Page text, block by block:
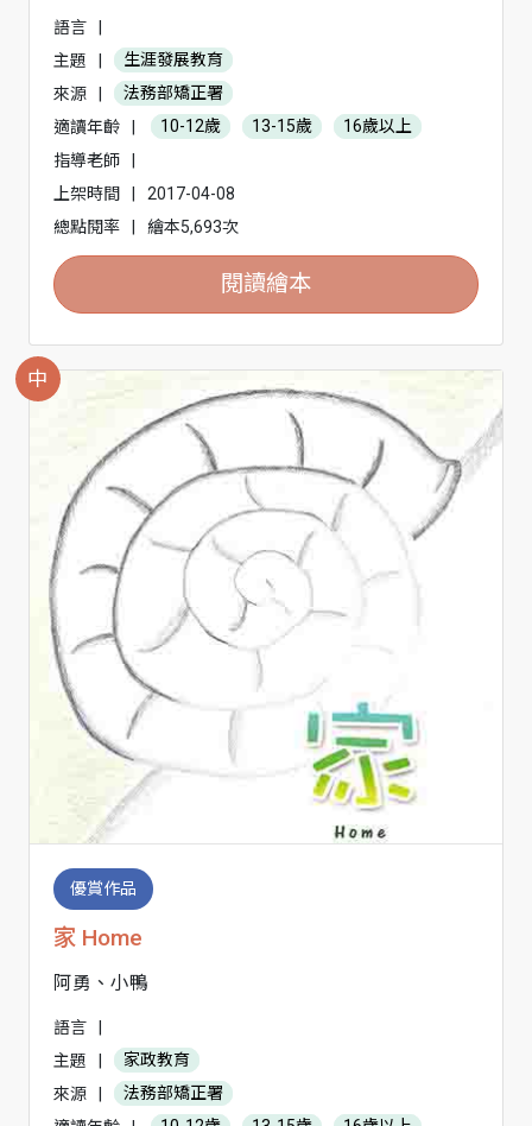
語言
|
主題
|
生涯發展教育
來源
|
法務部矯正署
適讀年齡
| 10-12歲 13-15歲
16歲以上
指導老師
|
上架時間
|
2017-04-08
總點閱率
| 繪本5,693次
閱讀繪本
中
優賞作品
家 Home
阿勇、小鴨
語言
主題
家政教育
來源
法務部矯正署